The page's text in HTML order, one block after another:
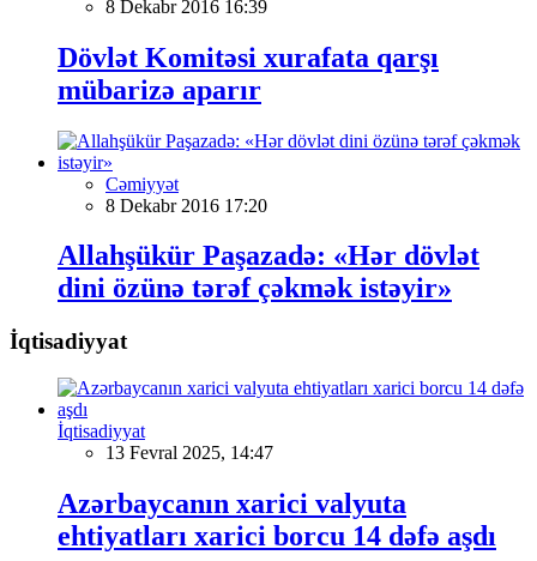
8 Dekabr 2016 16:39
Dövlət Komitəsi xurafata qarşı
mübarizə aparır
Cəmiyyət
8 Dekabr 2016 17:20
Allahşükür Paşazadə: «Hər dövlət
dini özünə tərəf çəkmək istəyir»
İqtisadiyyat
İqtisadiyyat
13 Fevral 2025, 14:47
Azərbaycanın xarici valyuta
ehtiyatları xarici borcu 14 dəfə aşdı